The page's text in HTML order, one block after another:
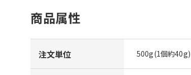
商品属性
注文単位 500g(1個約40g)